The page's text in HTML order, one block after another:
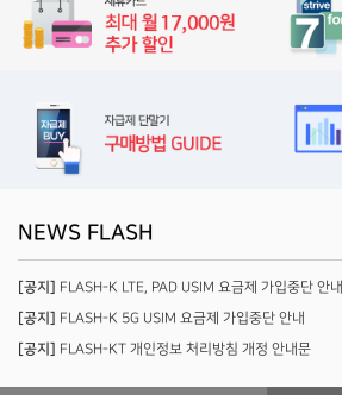
NEWS FLASH
[공지] FLASH-K LTE, PAD USIM 요금제 가입중단 안내
[공지]
FLASH-K 5G USIM 요금제 가입중단 안내
[공지]
FLASH-KT 개인정보 처리방침 개정 안내문